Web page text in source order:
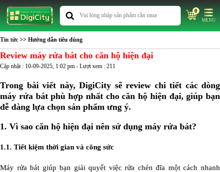
0
MENU
Tin tức >> Hướng dẫn tiêu dùng
Review máy rửa bát cho căn hộ hiện đại
Cập nhật : 10-09-2025, 1:02 pm - Lượt xem : 211
Trong bài viết này, DigiCity sẽ review chi tiết các dòng
máy rửa bát phù hợp nhất cho căn hộ hiện đại, giúp bạn
dễ dàng lựa chọn sản phẩm ưng ý.
1. Vì sao căn hộ hiện đại nên sử dụng máy rửa bát?
1.1. Tiết kiệm thời gian và công sức
Máy rửa bát giúp bạn giải quyết việc rửa chén đĩa một cách nhanh